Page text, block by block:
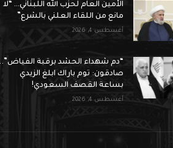
الأمين العام لحزب الله اللبناني… “لا
مانع من اللقاء العلني بالشرع”
أغسطس 4, 2026
“دم شهداء الحشد برقبة الفياض”..
صادقون: توم باراك ابلغ الزيدي
بساعة القصف السعودي!
أغسطس 4, 2026